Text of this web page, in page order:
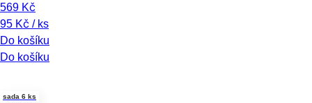
569 Kč
95 Kč / ks
Do košíku
Do košíku
sada 6 ks